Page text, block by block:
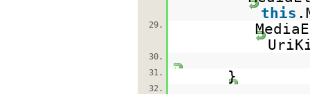
this
29.
30.
31.
}
32.